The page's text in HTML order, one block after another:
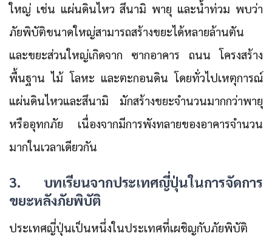
ใหญ่ เช่น แผ่นดินไหว สึนามิ พายุ และน้ำท่วม พบว่า
ภัยพิบัติขนาดใหญ่สามารถสร้างขยะได้หลายล้านตัน
และขยะส่วนใหญ่เกิดจาก ซากอาคาร ถนน โครงสร้าง
พื้นฐาน ไม้ โลหะ และตะกอนดิน โดยทั่วไปเหตุการณ์
แผ่นดินไหวและสึนามิ มักสร้างขยะจำนวนมากกว่าพายุ
หรืออุทกภัย เนื่องจากมีการพังทลายของอาคารจำนวน
มากในเวลาเดียวกัน
3. บทเรียนจากประเทศญี่ปุ่นในการจัดการ
ขยะหลังภัยพิบัติ
ประเทศญี่ปุ่นเป็นหนึ่งในประเทศที่เผชิญกับภัยพิบัติ